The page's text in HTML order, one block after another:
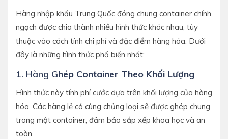
Hàng nhập khẩu Trung Quốc đóng chung container chính
ngạch được chia thành nhiều hình thức khác nhau, tùy
thuộc vào cách tính chi phí và đặc điểm hàng hóa. Dưới
đây là những hình thức phổ biến nhất:
1. Hàng GHép Container Theo Khối Lượng
Hình thức này tính phí cước dựa trên khối lượng của hàng
hóa. Các hàng lẻ có cùng chủng loại sẽ được ghép chung
trong một container, đảm bảo sắp xếp khoa học và an
toàn.